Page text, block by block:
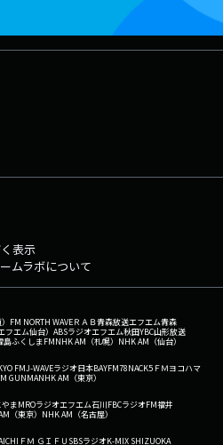
表示
ムラボについて
FM NORTH WAVEＲＡＢ青森放送エフエム青森
エム仙台） ABSラジオエフエム秋田YBC山形放送
島ふくしまFMNHK AM（札幌） NHK AM（仙台）
FMJ-WAVEラジオ日本BAYFM78NACK5 ＦＭヨコハマ
GUNMANHK AM（東京）
やまMROラジオエフエム石川FBCラジオFM福井
（東京） NHK AM（名古屋）
ＦＭ ＧＩＦＵ SBSラジオK-MIX SHIZUOKA